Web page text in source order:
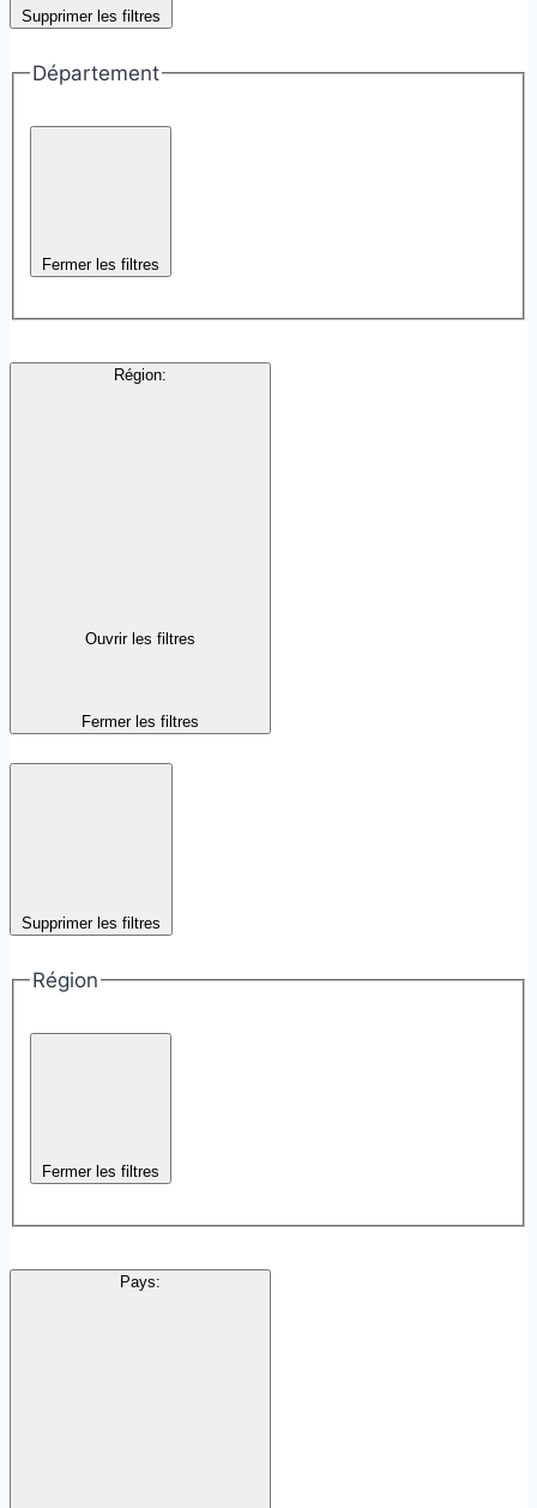
Supprimer les filtres
Département
Fermer les filtres
Région:
Ouvrir les filtres
Fermer les filtres
Supprimer les filtres
Région
Fermer les filtres
Pays: